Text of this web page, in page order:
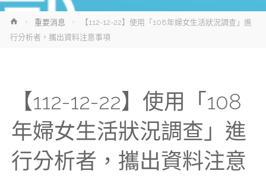
Home重要消息
【112-12-22】使用「108年婦女生活狀況調查」進
行分析者，攜出資料注意事項
【112-12-22】使用「108
年婦女生活狀況調查」進
行分析者，攜出資料注意